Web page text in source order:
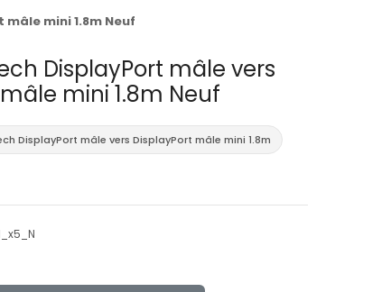
mini 1.8m Neuf
DisplayPort mâle vers
mini 1.8m Neuf
DisplayPort mâle vers DisplayPort mâle mini 1.8m